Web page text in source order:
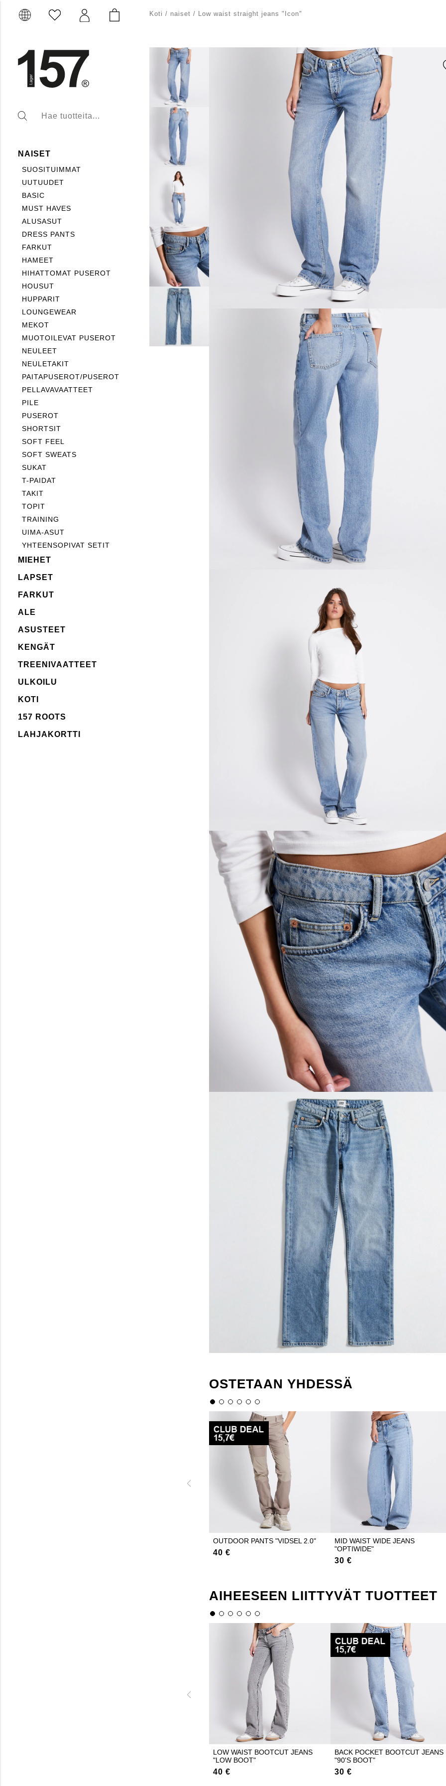
NAISET
SUOSITUIMMAT
UUTUUDET
BASIC
MUST HAVES
ALUSASUT
DRESS PANTS
FARKUT
HAMEET
HIHATTOMAT PUSEROT
HOUSUT
HUPPARIT
LOUNGEWEAR
MEKOT
MUOTOILEVAT PUSEROT
NEULEET
NEULETAKIT
PAITAPUSEROT/PUSEROT
PELLAVAVAATTEET
PILE
PUSEROT
SHORTSIT
SOFT FEEL
SOFT SWEATS
SUKAT
T-PAIDAT
TAKIT
TOPIT
TRAINING
UIMA-ASUT
YHTEENSOPIVAT SETIT
MIEHET
LAPSET
FARKUT
ALE
ASUSTEET
KENGÄT
TREENIVAATTEET
ULKOILU
KOTI
157 ROOTS
LAHJAKORTTI
Koti / naiset / Low waist straight jeans "Icon"
OSTETAAN YHDESSÄ
OUTDOOR PANTS "VIDSEL 2.0"
40 €
MID WAIST WIDE JEANS
"OPTIWIDE"
30 €
AIHEESEEN LIITTYVÄT TUOTTEET
LOW WAIST BOOTCUT JEANS
"LOW BOOT"
40 €
BACK POCKET BOOTCUT JEANS
"90'S BOOT"
30 €